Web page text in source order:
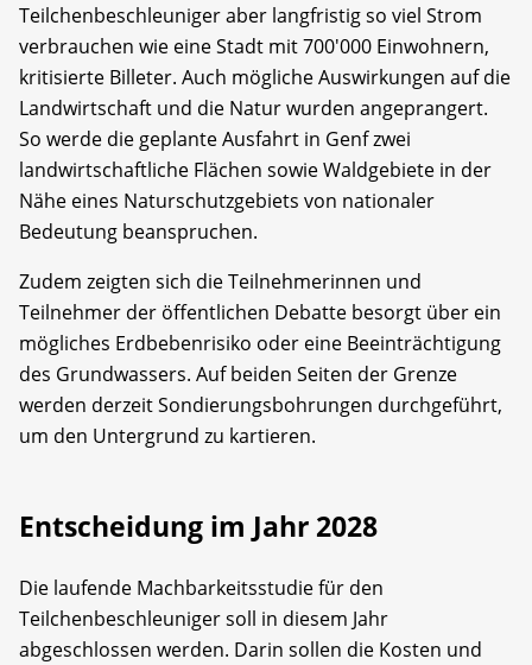
Teilchenbeschleuniger aber langfristig so viel Strom
verbrauchen wie eine Stadt mit 700'000 Einwohnern,
kritisierte Billeter. Auch mögliche Auswirkungen auf die
Landwirtschaft und die Natur wurden angeprangert.
So werde die geplante Ausfahrt in Genf zwei
landwirtschaftliche Flächen sowie Waldgebiete in der
Nähe eines Naturschutzgebiets von nationaler
Bedeutung beanspruchen.
Zudem zeigten sich die Teilnehmerinnen und
Teilnehmer der öffentlichen Debatte besorgt über ein
mögliches Erdbebenrisiko oder eine Beeinträchtigung
des Grundwassers. Auf beiden Seiten der Grenze
werden derzeit Sondierungsbohrungen durchgeführt,
um den Untergrund zu kartieren.
Entscheidung im Jahr 2028
Die laufende Machbarkeitsstudie für den
Teilchenbeschleuniger soll in diesem Jahr
abgeschlossen werden. Darin sollen die Kosten und